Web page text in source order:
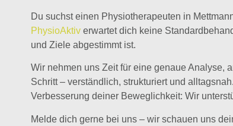
Du suchst einen Physiotherapeuten in
PhysioAktiv erwartet dich keine
und Ziele abgestimmt ist.
Wir nehmen uns Zeit für eine genaue Analyse,
Schritt – verständlich, strukturiert und
Verbesserung deiner Beweglichkeit: Wir
Melde dich gerne bei uns – wir schauen uns